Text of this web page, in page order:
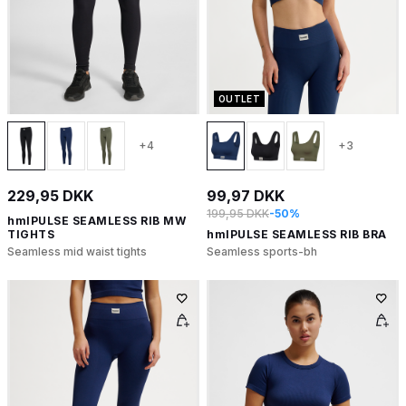
+4
229,95 DKK
hmlPULSE SEAMLESS RIB MW
TIGHTS
Seamless mid waist tights
OUTLET
+3
99,97 DKK
199,95 DKK-50%
hmlPULSE SEAMLESS RIB BRA
Seamless sports-bh